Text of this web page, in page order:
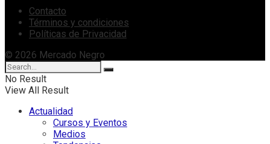
Contacto
Términos y condiciones
Políticas de Privacidad
© 2026 Mercado Negro
No Result
View All Result
Actualidad
Cursos y Eventos
Medios